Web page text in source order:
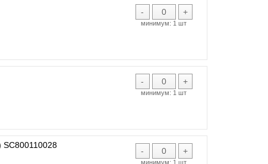
- +
минимум: 1 шт
- +
минимум: 1 шт
- +
минимум: 1 шт